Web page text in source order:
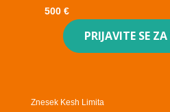
500 €
PRIJAVITE SE ZA
Znesek Kesh Limita